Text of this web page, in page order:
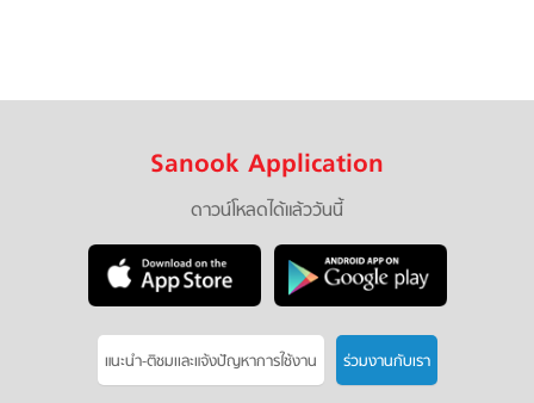
Sanook Application
ดาวน์โหลดได้แล้ววันนี้
แนะนำ-ติชมเเละแจ้งปัญหาการใช้งาน ร่วมงานกับเรา